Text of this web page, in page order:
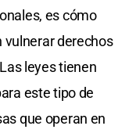
es cómo
vulnerar derechos
leyes tienen
este tipo de
que operan en